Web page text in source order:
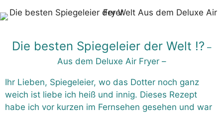
Die besten Spiegeleier der Welt !? –
Aus dem Deluxe Air Fryer –
Ihr Lieben, Spiegeleier, wo das Dotter noch ganz
weich ist liebe ich heiß und innig. Dieses Rezept
habe ich vor kurzen im Fernsehen gesehen und war